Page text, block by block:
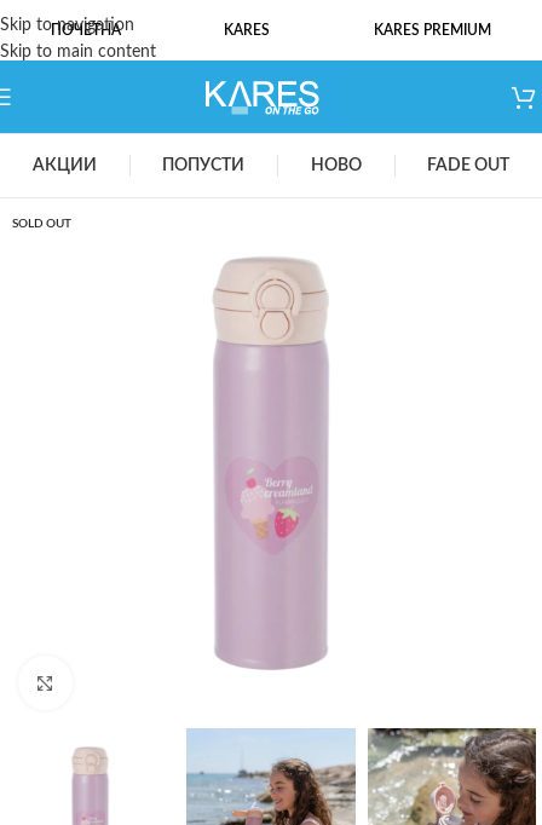
Skip to navigation
Skip to main content
ПОЧЕТНА KARES KARES PREMIUM
АКЦИИ ПОПУСТИ НОВО FADE OUT
SOLD OUT